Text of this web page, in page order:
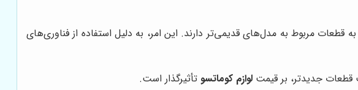
مربوط به مدل‌های قدیمی‌تر دارند. این امر، به دلیل استفاده از فناوری‌های
قطعات جدیدتر، بر قیمت لوازم کوماتسو تأثیرگذار است.